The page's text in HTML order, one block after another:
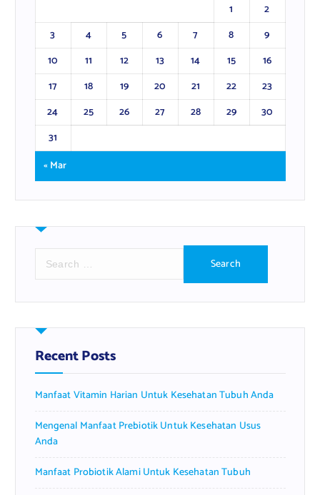
1
2
3
4 5 6 7 8
9
10
11 12 13 14 15
16
17
18 19 20 21 22
23
24
25 26 27 28 29
30
31
« Mar
r
h
f
o
:
Recent Posts
Manfaat Vitamin Harian Untuk Kesehatan Tubuh Anda
Mengenal Manfaat Prebiotik Untuk Kesehatan Usus
Anda
Manfaat Probiotik Alami Untuk Kesehatan Tubuh